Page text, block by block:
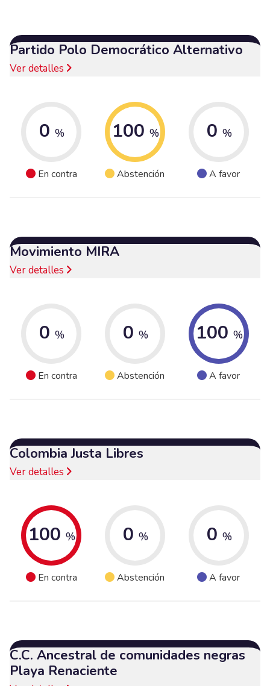
Partido Polo Democrático Alternativo
Ver detalles
0 %
En contra
100 %
Abstención
0 %
A favor
Movimiento MIRA
Ver detalles
0 %
En contra
0 %
Abstención
100 %
A favor
Colombia Justa Libres
Ver detalles
100 %
En contra
0 %
Abstención
0 %
A favor
C.C. Ancestral de comunidades negras
Playa Renaciente